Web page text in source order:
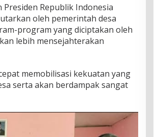
Republik Indonesia
oleh pemerintah desa
program yang diciptakan oleh
lebih mensejahterakan
memobilisasi kekuatan yang
serta akan berdampak sangat